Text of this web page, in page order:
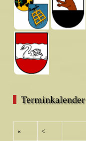
Terminkalender
« <